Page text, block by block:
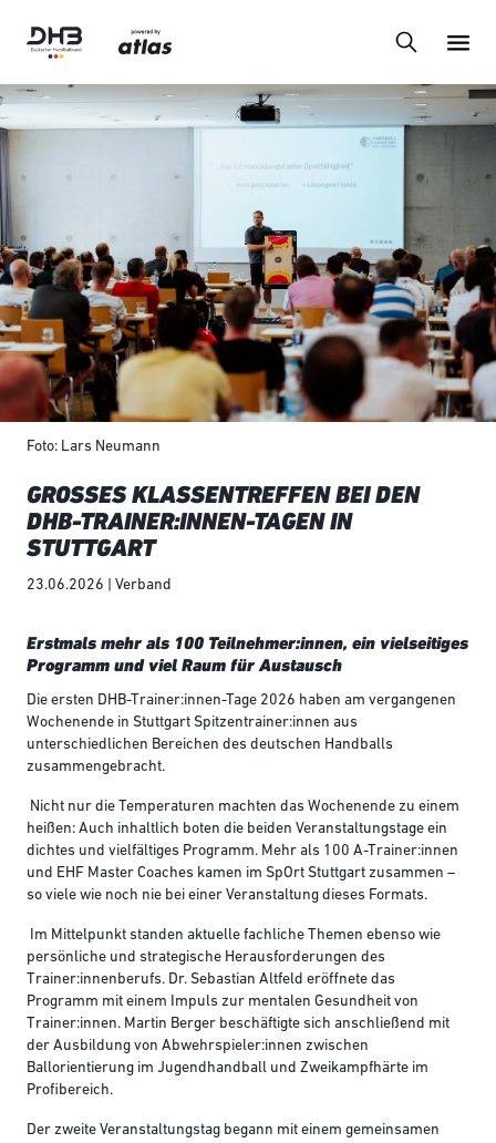
Foto: Lars Neumann
GROSSES KLASSENTREFFEN BEI DEN D
HB-TRAINER:INNEN-TAGEN IN S
TUTTGART
23.06.2026 | Verband
Erstmals mehr als 100 Teilnehmer:innen, ein vielseitiges
Programm und viel Raum für Austausch
Die ersten DHB-Trainer:innen-Tage 2026 haben am vergangenen
Wochenende in Stuttgart Spitzentrainer:innen aus
unterschiedlichen Bereichen des deutschen Handballs
zusammengebracht.
Nicht nur die Temperaturen machten das Wochenende zu einem
heißen: Auch inhaltlich boten die beiden Veranstaltungstage ein
dichtes und vielfältiges Programm. Mehr als 100 A-Trainer:innen
und EHF Master Coaches kamen im SpOrt Stuttgart zusammen –
so viele wie noch nie bei einer Veranstaltung dieses Formats.
Im Mittelpunkt standen aktuelle fachliche Themen ebenso wie
persönliche und strategische Herausforderungen des
Trainer:innenberufs. Dr. Sebastian Altfeld eröffnete das
Programm mit einem Impuls zur mentalen Gesundheit von
Trainer:innen. Martin Berger beschäftigte sich anschließend mit
der Ausbildung von Abwehrspieler:innen zwischen
Ballorientierung im Jugendhandball und Zweikampfhärte im
Profibereich.
Der zweite Veranstaltungstag begann mit einem gemeinsamen